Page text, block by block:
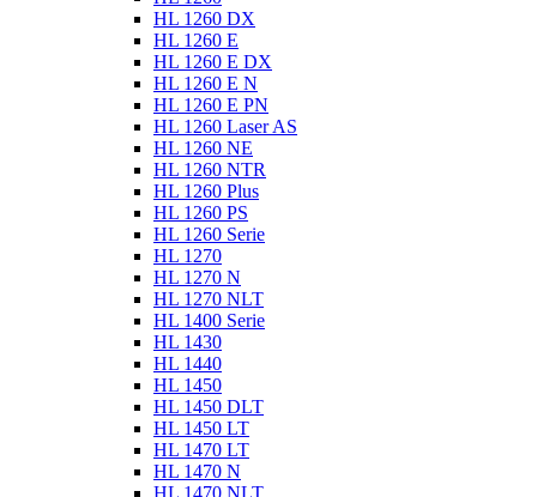
HL 1260 DX
HL 1260 E
HL 1260 E DX
HL 1260 E N
HL 1260 E PN
HL 1260 Laser AS
HL 1260 NE
HL 1260 NTR
HL 1260 Plus
HL 1260 PS
HL 1260 Serie
HL 1270
HL 1270 N
HL 1270 NLT
HL 1400 Serie
HL 1430
HL 1440
HL 1450
HL 1450 DLT
HL 1450 LT
HL 1470 LT
HL 1470 N
HL 1470 NLT